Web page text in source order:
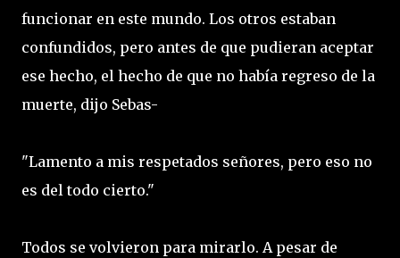
funcionar en este mundo. Los otros estaban
confundidos, pero antes de que pudieran aceptar
ese hecho, el hecho de que no había regreso de la
muerte, dijo Sebas-
"Lamento a mis respetados señores, pero eso no
es del todo cierto."
Todos se volvieron para mirarlo. A pesar de